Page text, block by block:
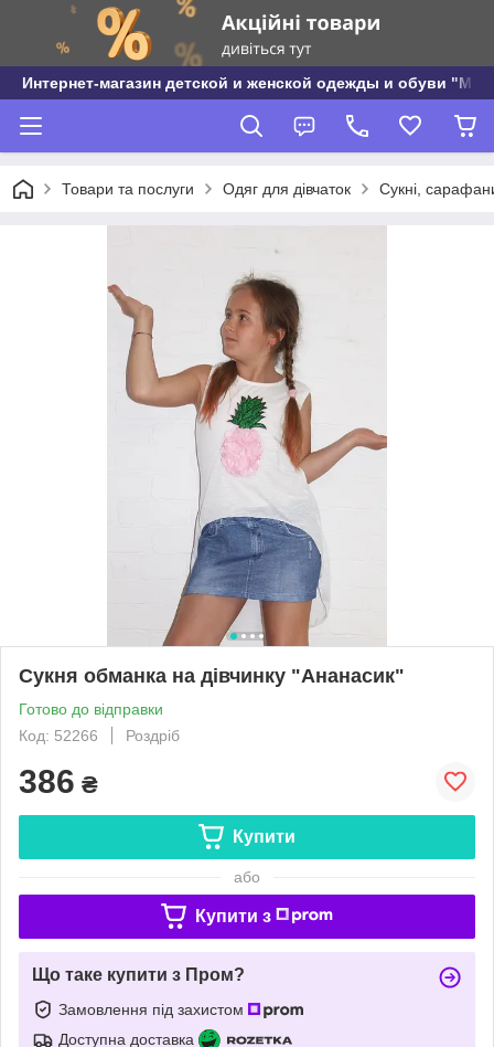
Интернет-магазин детской и женской одежды и обуви
Товари та послуги Одяг для дівчаток Сукні,
Сукня обманка на дівчинку "Ананасик"
Готово до відправки
Код: 52266
Роздріб
386 ₴
Купити
або
Купити з
Що таке купити з Пром?
Замовлення під захистом
Доступна доставка